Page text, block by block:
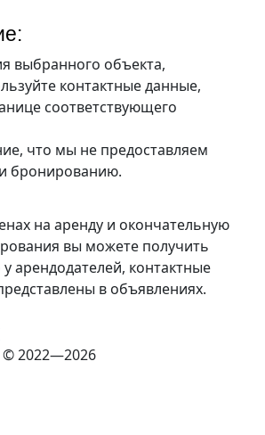
выбранного объекта,
контактные данные,
соответствующего
что мы не предоставляем
бронированию.
на аренду и окончательную
вы можете получить
арендодателей, контактные
в объявлениях.
© 2022—2026